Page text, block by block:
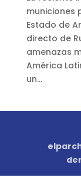
municiones
Estado de
directo de
amenazas
América
un...